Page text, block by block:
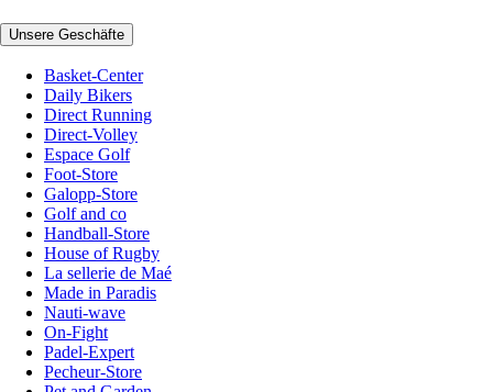
Unsere Geschäfte
Basket-Center
Daily Bikers
Direct Running
Direct-Volley
Espace Golf
Foot-Store
Galopp-Store
Golf and co
Handball-Store
House of Rugby
La sellerie de Maé
Made in Paradis
Nauti-wave
On-Fight
Padel-Expert
Pecheur-Store